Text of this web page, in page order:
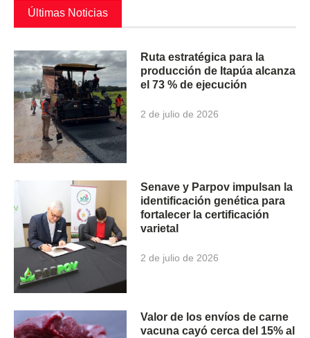
Últimas Noticias
Ruta estratégica para la
producción de Itapúa alcanza
el 73 % de ejecución
2 de julio de 2026
Senave y Parpov impulsan la
identificación genética para
fortalecer la certificación
varietal
2 de julio de 2026
Valor de los envíos de carne
vacuna cayó cerca del 15% al